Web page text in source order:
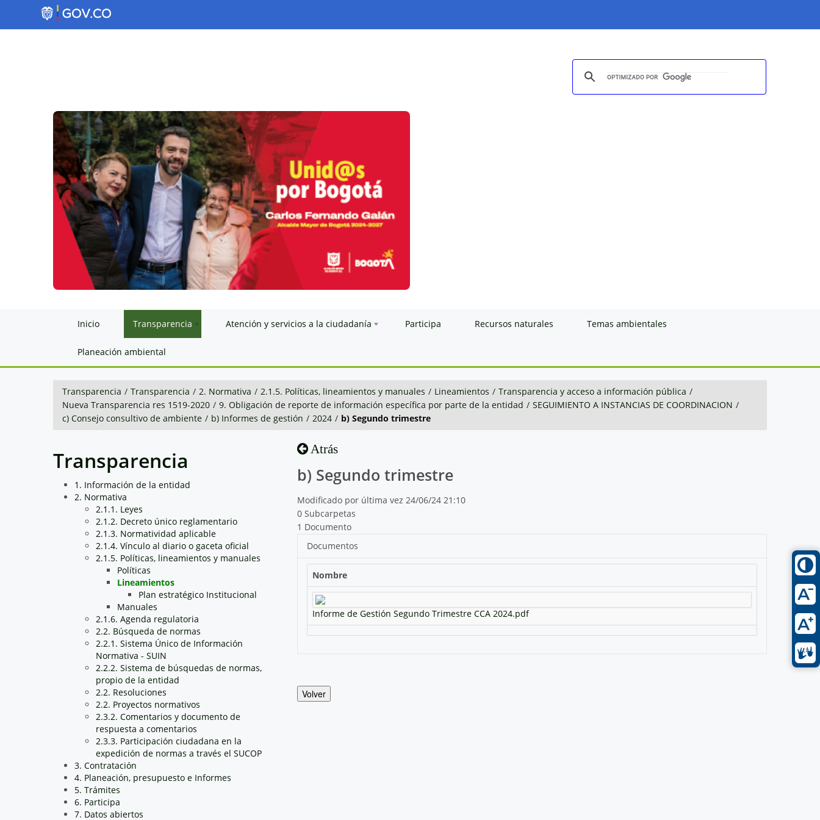
Inicio Transparencia Atención y servicios a la ciudadanía Participa Recursos naturales Temas ambientales
Planeación ambiental
Transparencia / Transparencia / 2. Normativa / 2.1.5. Políticas, lineamientos y manuales / Lineamientos / Transparencia y acceso a información pública /
Nueva Transparencia res 1519-2020 / 9. Obligación de reporte de información específica por parte de la entidad / SEGUIMIENTO A INSTANCIAS DE COORDINACION /
c) Consejo consultivo de ambiente / b) Informes de gestión / 2024 / b) Segundo trimestre
Transparencia
1. Información de la entidad
2. Normativa
2.1.1. Leyes
2.1.2. Decreto único reglamentario
2.1.3. Normatividad aplicable
2.1.4. Vínculo al diario o gaceta oficial
2.1.5. Políticas, lineamientos y manuales
Políticas
Lineamientos
Plan estratégico Institucional
Manuales
2.1.6. Agenda regulatoria
2.2. Búsqueda de normas
2.2.1. Sistema Único de Información
Normativa - SUIN
2.2.2. Sistema de búsquedas de normas,
propio de la entidad
2.2. Resoluciones
2.2. Proyectos normativos
2.3.2. Comentarios y documento de
respuesta a comentarios
2.3.3. Participación ciudadana en la
expedición de normas a través el SUCOP
3. Contratación
4. Planeación, presupuesto e Informes
5. Trámites
6. Participa
7. Datos abiertos
Atrás
b) Segundo trimestre
Modificado por última vez 24/06/24 21:10
0 Subcarpetas
1 Documento
Documentos
Nombre
Informe de Gestión Segundo Trimestre CCA 2024.pdf
Volver